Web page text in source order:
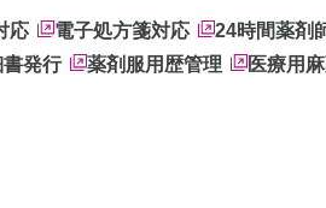
応 電子処方箋対応 24時間薬剤
書発行 薬剤服用歴管理 医療用